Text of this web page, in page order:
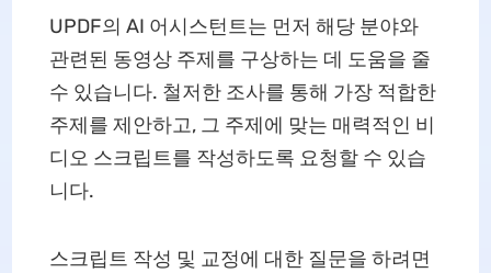
UPDF의 AI 어시스턴트는 먼저 해당 분야와
관련된 동영상 주제를 구상하는 데 도움을 줄
수 있습니다. 철저한 조사를 통해 가장 적합한
주제를 제안하고, 그 주제에 맞는 매력적인 비
디오 스크립트를 작성하도록 요청할 수 있습
니다.
스크립트 작성 및 교정에 대한 질문을 하려면